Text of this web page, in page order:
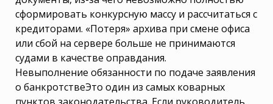
сформировать конкурсную массу и рассчитаться с
кредиторами. «Потеря» архива при смене офиса
или сбой на сервере больше не принимаются
судами в качестве оправдания.
Невыполнение обязанности по подаче заявления
о банкротствеЭто один из самых коварных